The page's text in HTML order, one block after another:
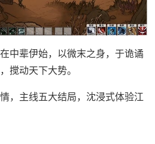
中辈伊始，以微末之身，于诡谲
搅动天下大势。
，主线五大结局，沈浸式体验江